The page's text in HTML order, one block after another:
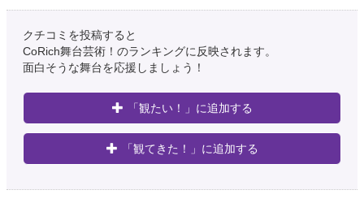
クチコミを投稿すると
CoRich舞台芸術！のランキングに反映されます。
面白そうな舞台を応援しましょう！
「観たい！」に追加する
「観てきた！」に追加する